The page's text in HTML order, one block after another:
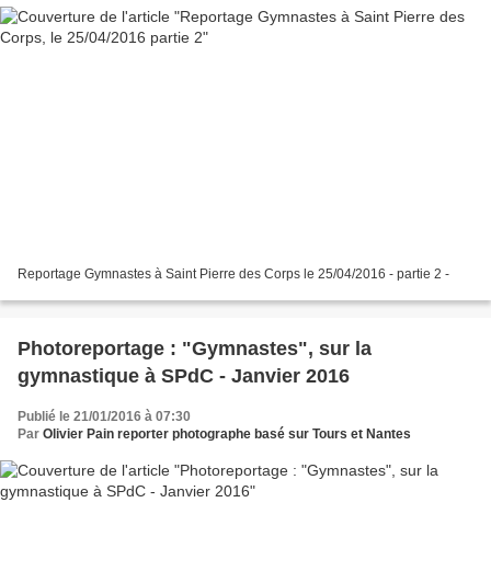
Reportage Gymnastes à Saint Pierre des Corps le 25/04/2016 - partie 2 -
Photoreportage : "Gymnastes", sur la
gymnastique à SPdC - Janvier 2016
Publié le 21/01/2016 à 07:30
Par Olivier Pain reporter photographe basé sur Tours et Nantes